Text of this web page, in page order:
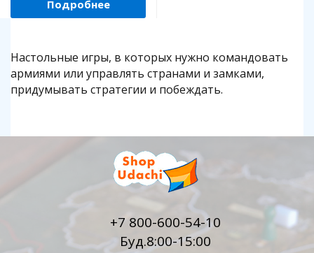
Подробнее
Настольные игры, в которых нужно командовать
армиями или управлять странами и замками,
придумывать стратегии и побеждать.
+7 800-600-54-10
Буд.8:00-15:00